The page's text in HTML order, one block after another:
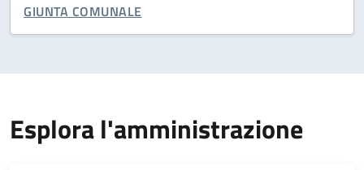
CATEGORIA CORRELATA:
GIUNTA COMUNALE
Esplora l'amministrazione